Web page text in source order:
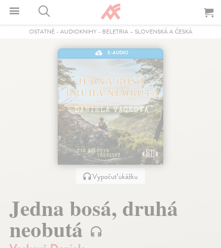
OSTATNÉ- AUDIOKNIHY- BELETRIA – SLOVENSKÁ A ČESKÁ
E-AUDIO
Vypočuť ukážku
Jedna bosá, druhá
neobutá